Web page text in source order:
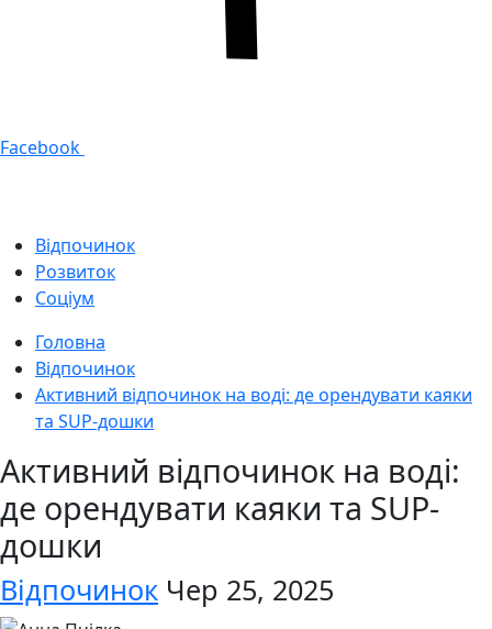
Facebook
Відпочинок
Розвиток
Соціум
Головна
Відпочинок
Активний відпочинок на воді: де орендувати каяки
та SUP-дошки
Активний відпочинок на воді:
де орендувати каяки та SUP-
дошки
Відпочинок Чер 25, 2025